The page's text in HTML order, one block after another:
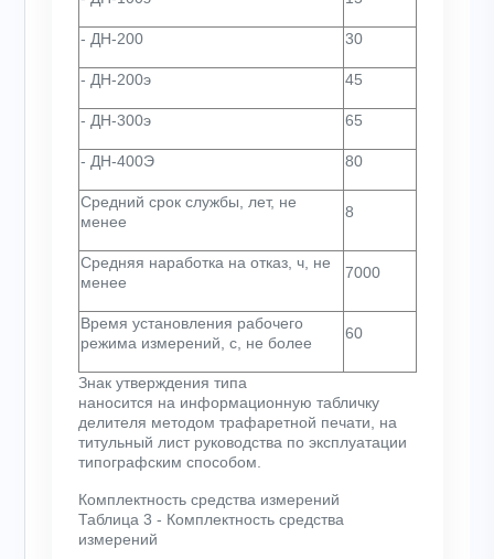
- ДН-200 30
- ДН-200э 45
- ДН-300э 65
- ДН-400Э 80
Средний срок службы, лет, не
менее
8
Средняя наработка на отказ, ч, не
менее
7000
Время установления рабочего
режима измерений, с, не более
60
Знак утверждения типа
наносится на информационную табличку
делителя методом трафаретной печати, на
титульный лист руководства по эксплуатации
типографским способом.
Комплектность средства измерений
Таблица 3 - Комплектность средства
измерений